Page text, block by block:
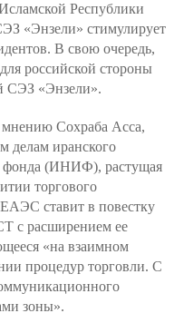
Республики
«Энзели» стимулирует
В свою очередь,
российской стороны
СЭЗ «Энзели».
мнению Сохраба Асса,
делам иранского
фонда (ИНИФ), растущая
торгового
ставит в повестку
с расширением ее
«на взаимном
процедур торговли. С
зоны».